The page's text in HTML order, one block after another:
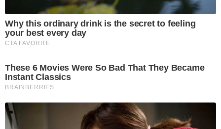
Why this ordinary drink is the secret to feeling
your best every day
CTA FAVORITE
These 6 Movies Were So Bad That They Became
Instant Classics
BRAINBERRIES